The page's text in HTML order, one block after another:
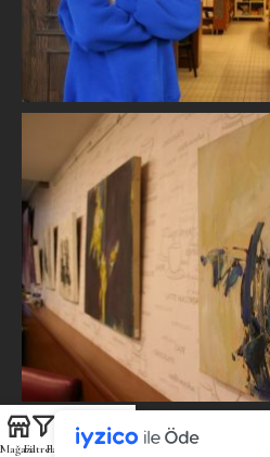
MağazaFiltrelerFavorilerSepetHesabım